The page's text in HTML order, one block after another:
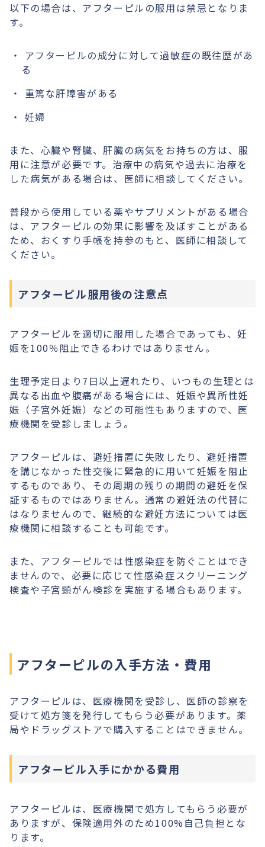
以下の場合は、アフターピルの服用は禁忌となりま
す。
アフターピルの成分に対して過敏症の既往歴があ
る
重篤な肝障害がある
妊婦
また、心臓や腎臓、肝臓の病気をお持ちの方は、服
用に注意が必要です。治療中の病気や過去に治療を
した病気がある場合は、医師に相談してください。
普段から使用している薬やサプリメントがある場合
は、アフターピルの効果に影響を及ぼすことがある
ため、おくすり手帳を持参のもと、医師に相談して
ください。
アフターピル服用後の注意点
アフターピルを適切に服用した場合であっても、妊
娠を100％阻止できるわけではありません。
生理予定日より7日以上遅れたり、いつもの生理とは
異なる出血や腹痛がある場合には、妊娠や異所性妊
娠（子宮外妊娠）などの可能性もありますので、医
療機関を受診しましょう。
アフターピルは、避妊措置に失敗したり、避妊措置
を講じなかった性交後に緊急的に用いて妊娠を阻止
するものであり、その周期の残りの期間の避妊を保
証するものではありません。通常の避妊法の代替に
はなりませんので、継続的な避妊方法については医
療機関に相談することも可能です。
また、アフターピルでは性感染症を防ぐことはでき
ませんので、必要に応じて性感染症スクリーニング
検査や子宮頸がん検診を実施する場合もあります。
アフターピルの入手方法・費用
アフターピルは、医療機関を受診し、医師の診察を
受けて処方箋を発行してもらう必要があります。薬
局やドラッグストアで購入することはできません。
アフターピル入手にかかる費用
アフターピルは、医療機関で処方してもらう必要が
ありますが、保険適用外のため100%自己負担とな
ります。